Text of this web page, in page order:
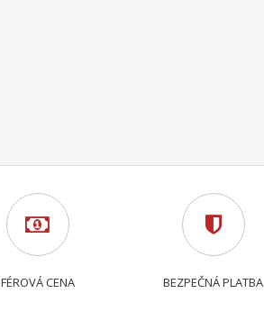
FÉROVÁ CENA BEZPEČNÁ PLATBA